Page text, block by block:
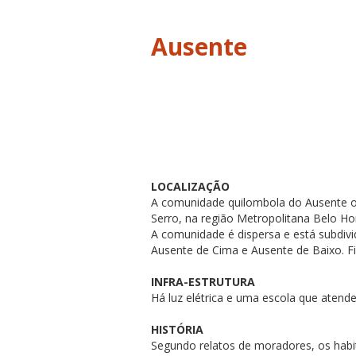
Ausente
LOCALIZAÇÃO
A comunidade quilombola do Ausente
Serro, na região Metropolitana Belo
A comunidade é dispersa e está
Ausente de Cima e Ausente de Baixo.
INFRA-ESTRUTURA
Há luz elétrica e uma escola que
HISTÓRIA
Segundo relatos de moradores, os